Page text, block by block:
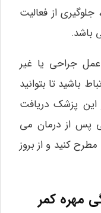
از فعالیت‌
باشد.
جراحی یا غیر
باشید تا بتوانید
این پزشک دریافت
پس از درمان می‌
کنید و از بروز
کمر